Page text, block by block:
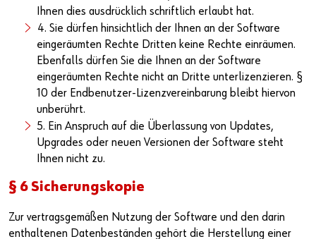
Ihnen dies ausdrücklich schriftlich erlaubt hat.
4. Sie dürfen hinsichtlich der Ihnen an der Software
eingeräumten Rechte Dritten keine Rechte einräumen.
Ebenfalls dürfen Sie die Ihnen an der Software
eingeräumten Rechte nicht an Dritte unterlizenzieren. §
10 der Endbenutzer-Lizenzvereinbarung bleibt hiervon
unberührt.
5. Ein Anspruch auf die Überlassung von Updates,
Upgrades oder neuen Versionen der Software steht
Ihnen nicht zu.
§ 6 Sicherungskopie
Zur vertragsgemäßen Nutzung der Software und den darin
enthaltenen Datenbeständen gehört die Herstellung einer